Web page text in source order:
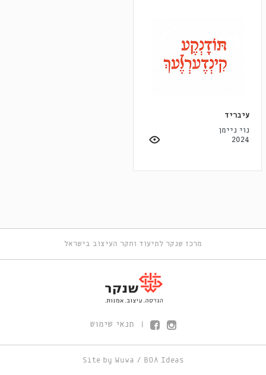
עיבריד
נוי ניימן
2024
מרכז שנקר לתיעוד וחקר העיצוב בישראל
תנאי שימוש
Site by Wuwa / BOA Ideas